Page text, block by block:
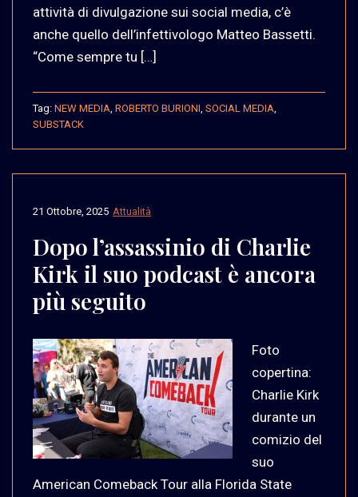
attività di divulgazione sui social media, c’è
anche quello dell’infettivologo Matteo Bassetti.
“Come sempre tu […]
Tag: NEW MEDIA ROBERTO BURIONI SOCIAL MEDIA
SUBSTACK
Attualità
21 Ottobre, 2025
Dopo l’assassinio di Charlie
Kirk il suo podcast è ancora
più seguito
Foto
copertina:
Charlie Kirk
durante un
comizio del
suo
American Comeback Tour alla Florida State